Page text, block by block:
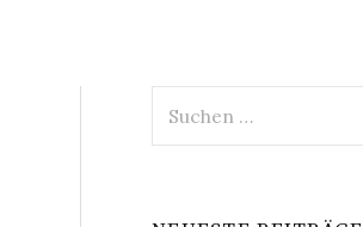
nach: